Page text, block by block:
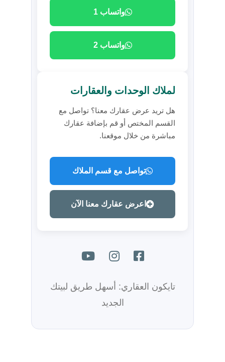
واتساب 1
واتساب 2
لملاك الوحدات والعقارات
هل تريد عرض عقارك معنا؟ تواصل مع
القسم المختص أو قم بإضافة عقارك
مباشرة من خلال موقعنا.
تواصل مع قسم الملاك
اعرض عقارك معنا الآن
تايكون العقاري: أسهل طريق لبيتك
الجديد